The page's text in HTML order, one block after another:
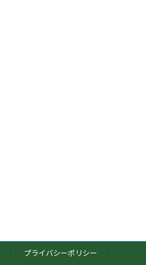
プライバシーポリシー